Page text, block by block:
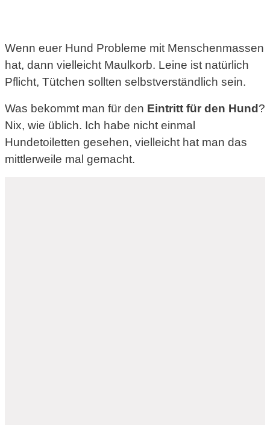
Wenn euer Hund Probleme mit Menschenmassen
hat, dann vielleicht Maulkorb. Leine ist natürlich
Pflicht, Tütchen sollten selbstverständlich sein.
Was bekommt man für den Eintritt für den Hund?
Nix, wie üblich. Ich habe nicht einmal
Hundetoiletten gesehen, vielleicht hat man das
mittlerweile mal gemacht.